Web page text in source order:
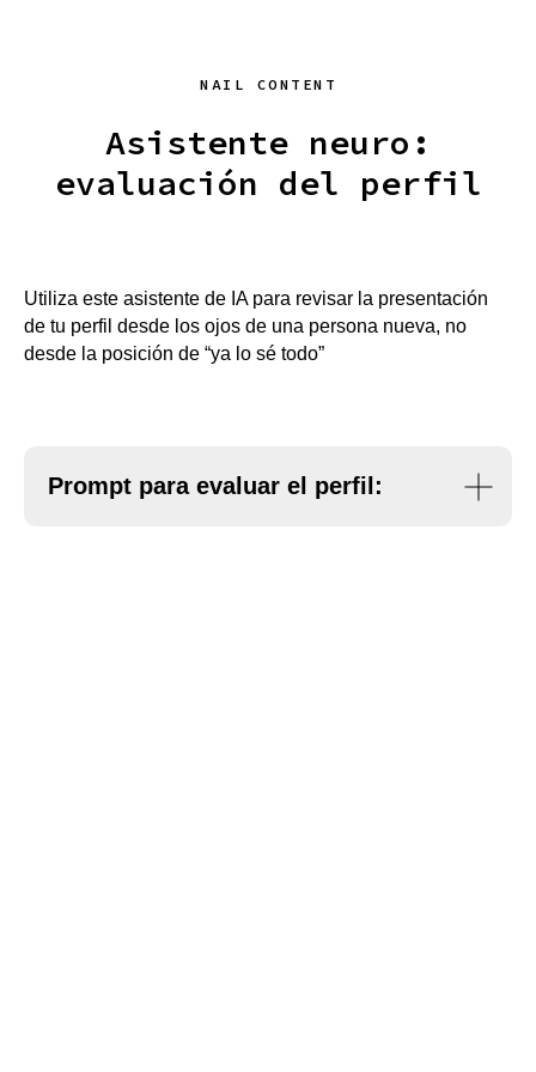
NAIL CONTENT
Asistente neuro:
evaluación del perfil
Utiliza este asistente de IA para revisar la presentación
de tu perfil desde los ojos de una persona nueva, no
desde la posición de “ya lo sé todo”
Prompt para evaluar el perfil: